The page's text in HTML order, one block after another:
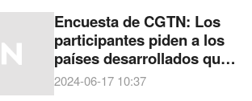
fenómenos
meteorológicos extremos
Encuesta de CGTN: Los
participantes piden a los
países desarrollados que
asuman más
2024-06-17 10:37